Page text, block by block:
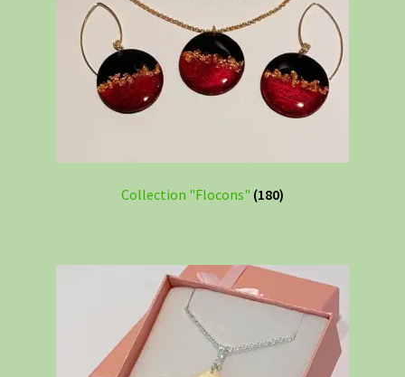
Collection "Flocons" (180)